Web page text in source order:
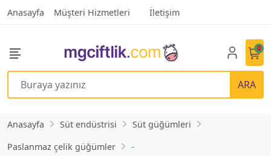
Anasayfa Müşteri Hizmetleri İletişim
ARA
0
Anasayfa Süt endüstrisi
Süt güğümleri
Paslanmaz çelik güğümler
-